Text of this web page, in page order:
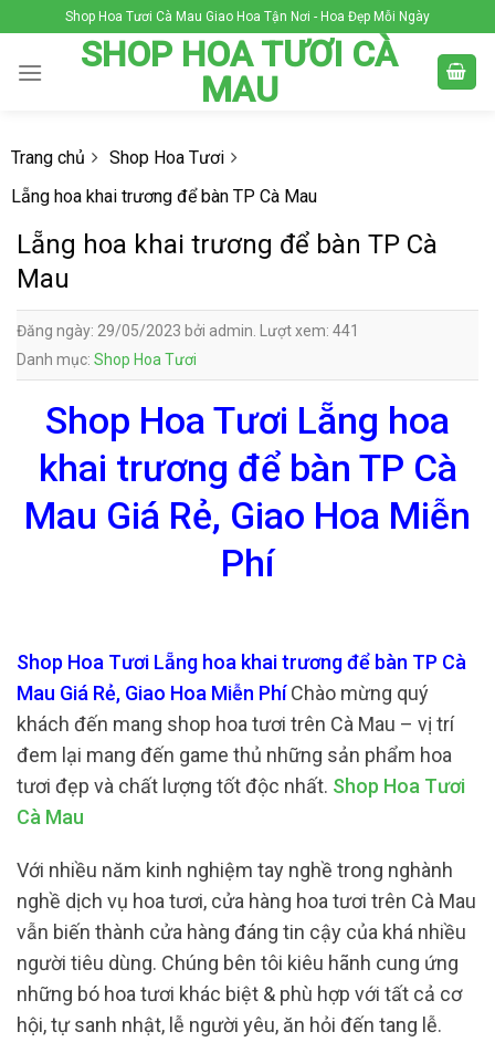
to
content
Shop Hoa Tươi Cà Mau Giao Hoa Tận Nơi - Hoa Đẹp Mỗi Ngày
SHOP HOA TƯƠI CÀ
MAU
Trang chủ
Shop Hoa Tươi
Lẵng hoa khai trương để bàn TP Cà Mau
Lẵng hoa khai trương để bàn TP Cà
Mau
Đăng ngày: 29/05/2023 bởi admin. Lượt xem: 441
Danh mục: Shop Hoa Tươi
Shop Hoa Tươi Lẵng hoa
khai trương để bàn TP Cà
Mau Giá Rẻ, Giao Hoa Miễn
Phí
Shop Hoa Tươi Lẵng hoa khai trương để bàn TP Cà
Mau Giá Rẻ, Giao Hoa Miễn PhíChào mừng quý
khách đến mang shop hoa tươi trên Cà Mau – vị trí
đem lại mang đến game thủ những sản phẩm hoa
tươi đẹp và chất lượng tốt độc nhất. Shop Hoa Tươi
Cà Mau
Với nhiều năm kinh nghiệm tay nghề trong nghành
nghề dịch vụ hoa tươi, cửa hàng hoa tươi trên Cà Mau
vẫn biến thành cửa hàng đáng tin cậy của khá nhiều
người tiêu dùng. Chúng bên tôi kiêu hãnh cung ứng
những bó hoa tươi khác biệt & phù hợp với tất cả cơ
hội, tự sanh nhật, lễ người yêu, ăn hỏi đến tang lễ.